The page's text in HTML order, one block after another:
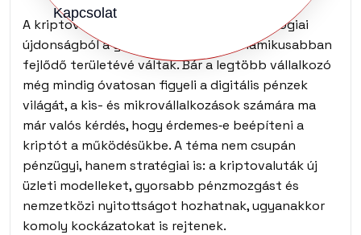
Kapcsolat
A kriptovaluták néhány év alatt a technológiai
újdonságból a gazdaság egyik legdinamikusabban
fejlődő területévé váltak. Bár a legtöbb vállalkozó
még mindig óvatosan figyeli a digitális pénzek
világát, a kis- és mikrovállalkozások számára ma
már valós kérdés, hogy érdemes‑e beépíteni a
kriptót a működésükbe. A téma nem csupán
pénzügyi, hanem stratégiai is: a kriptovaluták új
üzleti modelleket, gyorsabb pénzmozgást és
nemzetközi nyitottságot hozhatnak, ugyanakkor
komoly kockázatokat is rejtenek.